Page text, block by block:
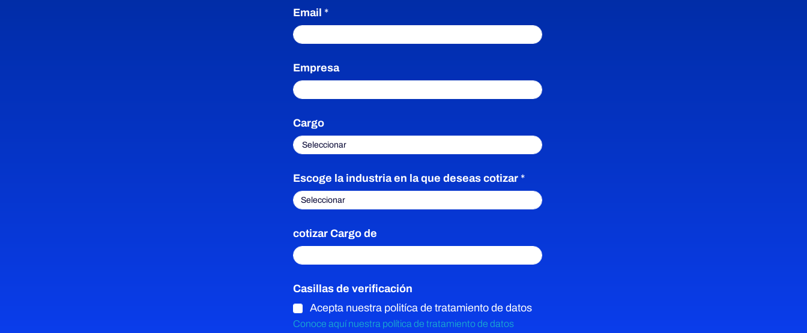
Email *
Empresa
Cargo
Escoge la industria en la que deseas cotizar *
cotizar Cargo de
Casillas de verificación
Acepta nuestra politíca de tratamiento de datos
Conoce aquí nuestra política de tratamiento de datos